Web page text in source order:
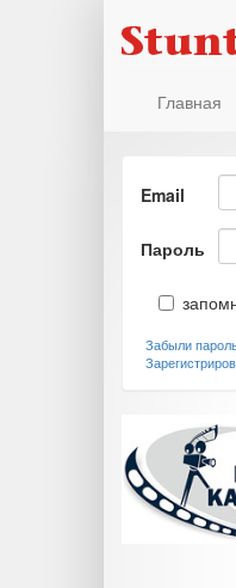
Главная
Email
Пароль
Забыли